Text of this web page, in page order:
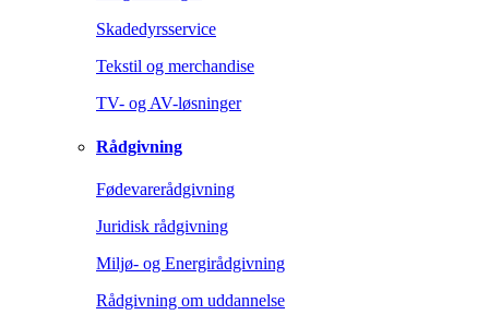
Skadedyrsservice
Tekstil og merchandise
TV- og AV-løsninger
Rådgivning
Fødevarerådgivning
Juridisk rådgivning
Miljø- og Energirådgivning
Rådgivning om uddannelse